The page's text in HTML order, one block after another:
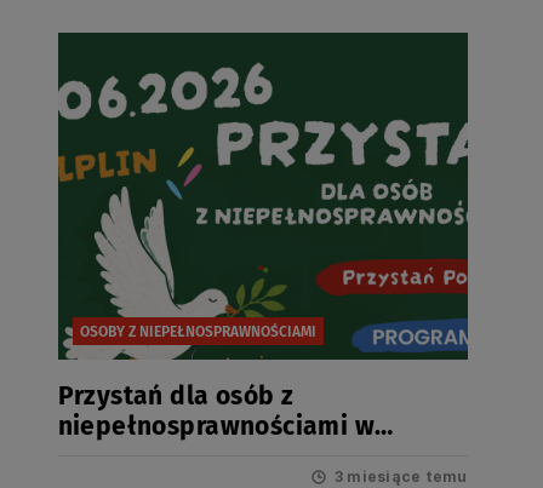
OSOBY Z NIEPEŁNOSPRAWNOŚCIAMI
Przystań dla osób z
niepełnosprawnościami w
3 miesiące temu